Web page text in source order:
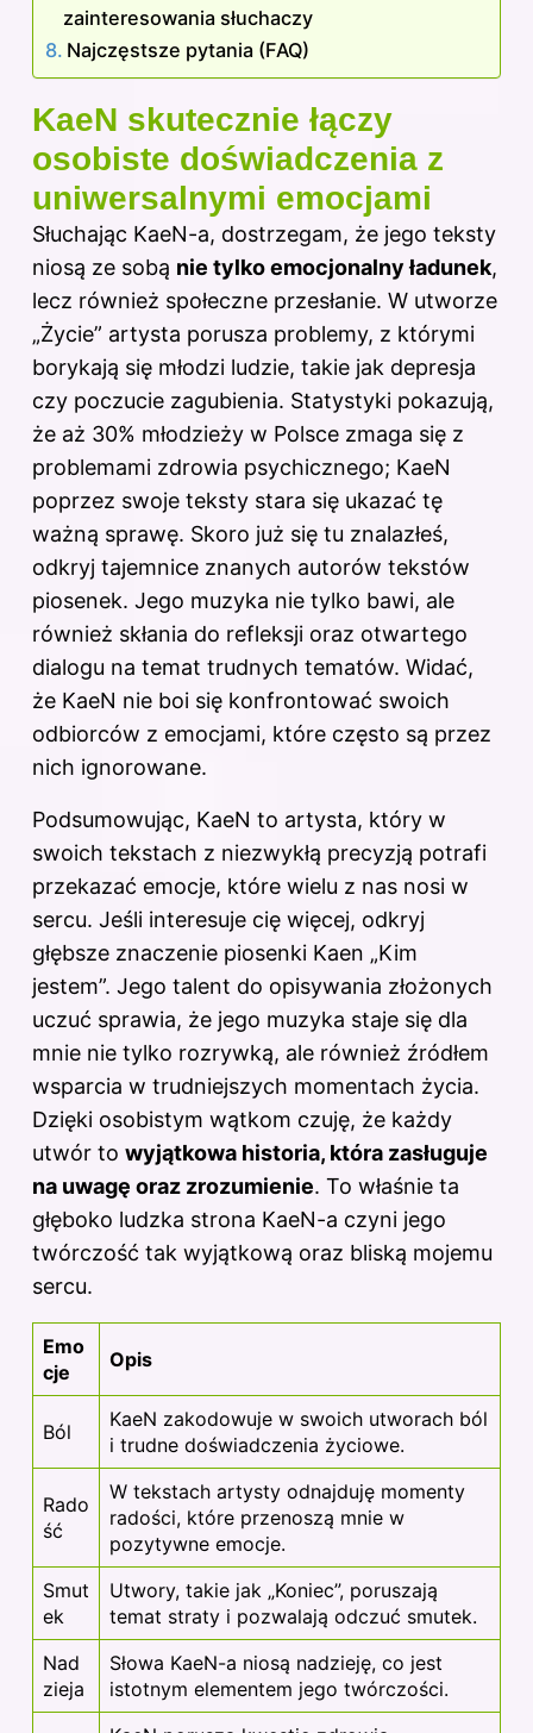
zainteresowania słuchaczy
Najczęstsze pytania (FAQ)
KaeN skutecznie łączy
osobiste doświadczenia z
uniwersalnymi emocjami
Słuchając KaeN-a, dostrzegam, że jego teksty
niosą ze sobą nie tylko emocjonalny ładunek,
lecz również społeczne przesłanie. W utworze
„Życie” artysta porusza problemy, z którymi
borykają się młodzi ludzie, takie jak depresja
czy poczucie zagubienia. Statystyki pokazują,
że aż 30% młodzieży w Polsce zmaga się z
problemami zdrowia psychicznego; KaeN
poprzez swoje teksty stara się ukazać tę
ważną sprawę. Skoro już się tu znalazłeś,
odkryj tajemnice znanych autorów tekstów
piosenek. Jego muzyka nie tylko bawi, ale
również skłania do refleksji oraz otwartego
dialogu na temat trudnych tematów. Widać,
że KaeN nie boi się konfrontować swoich
odbiorców z emocjami, które często są przez
nich ignorowane.
Podsumowując, KaeN to artysta, który w
swoich tekstach z niezwykłą precyzją potrafi
przekazać emocje, które wielu z nas nosi w
sercu. Jeśli interesuje cię więcej, odkryj
głębsze znaczenie piosenki Kaen „Kim
jestem”. Jego talent do opisywania złożonych
uczuć sprawia, że jego muzyka staje się dla
mnie nie tylko rozrywką, ale również źródłem
wsparcia w trudniejszych momentach życia.
Dzięki osobistym wątkom czuję, że każdy
utwór to wyjątkowa historia, która zasługuje
na uwagę oraz zrozumienie. To właśnie ta
głęboko ludzka strona KaeN-a czyni jego
twórczość tak wyjątkową oraz bliską mojemu
sercu.
Emo
cje
Opis
Ból
KaeN zakodowuje w swoich utworach ból
i trudne doświadczenia życiowe.
Rado
ść
W tekstach artysty odnajduję momenty
radości, które przenoszą mnie w
pozytywne emocje.
Smut
ek
Utwory, takie jak „Koniec”, poruszają
temat straty i pozwalają odczuć smutek.
Nad
zieja
Słowa KaeN-a niosą nadzieję, co jest
istotnym elementem jego twórczości.